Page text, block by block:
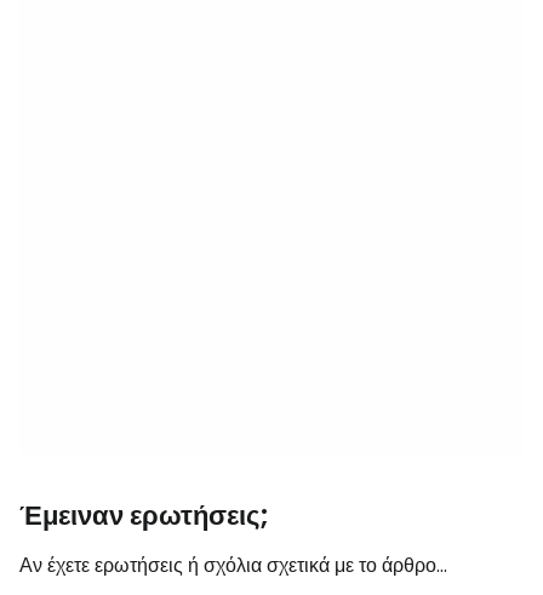
Έμειναν ερωτήσεις;
Αν έχετε ερωτήσεις ή σχόλια σχετικά με το άρθρο...